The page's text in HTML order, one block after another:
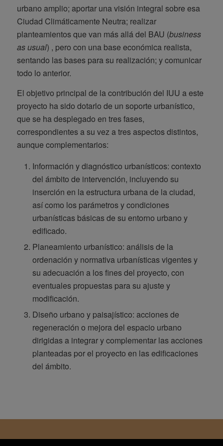
urbano amplio; aportar una visión integral sobre esa
Ciudad Climáticamente Neutra; realizar
planteamientos que van más allá del BAU (business
as usual) , pero con una base económica realista,
sentando las bases para su realización; y comunicar
todo lo anterior.
El objetivo principal de la contribución del IUU a este
proyecto ha sido dotarlo de un soporte urbanístico,
que se ha desplegado en tres fases,
correspondientes a su vez a tres aspectos distintos,
aunque complementarios:
Información y diagnóstico urbanísticos: contexto
del ámbito de intervención, incluyendo su
inserción en la estructura urbana de la ciudad,
así como los parámetros y condiciones
urbanísticas básicas de su entorno urbano y
edificado.
Planeamiento urbanístico: análisis de la
ordenación y normativa urbanísticas vigentes y
su adecuación a los fines del proyecto, con
eventuales propuestas para su ajuste y
modificación.
Diseño urbano y paisajístico: acciones de
regeneración o mejora del espacio urbano
dirigidas a integrar y complementar las acciones
planteadas por el proyecto en las edificaciones
del ámbito.